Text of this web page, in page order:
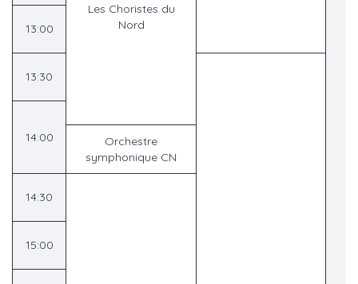
Les Choristes du
Nord
13:00
13:30
14:00
Orchestre
symphonique CN
14:30
15:00